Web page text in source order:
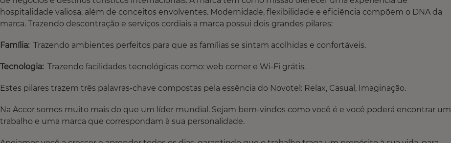
hospitalidade valiosa, além de conceitos envolventes. Modernidade, flexibilidade e eficiência compõem o DNA da
marca. Trazendo descontração e serviços cordiais a marca possui dois grandes pilares:
Família: Trazendo ambientes perfeitos para que as famílias se sintam acolhidas e confortáveis.
Tecnologia: Trazendo facilidades tecnológicas como: web corner e Wi-Fi grátis.
Estes pilares trazem três palavras-chave compostas pela essência do Novotel: Relax, Casual, Imaginação.​
Na Accor somos muito mais do que um líder mundial. Sejam bem-vindos como você é e você poderá encontrar um
trabalho e uma marca que correspondam à sua personalidade.